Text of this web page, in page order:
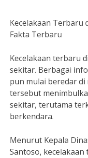
Kecelakaan Terbaru
Fakta Terbaru
Kecelakaan terbaru
sekitar. Berbagai
pun mulai beredar di
tersebut
sekitar, terutama
berkendara.
Menurut Kepala
Santoso,